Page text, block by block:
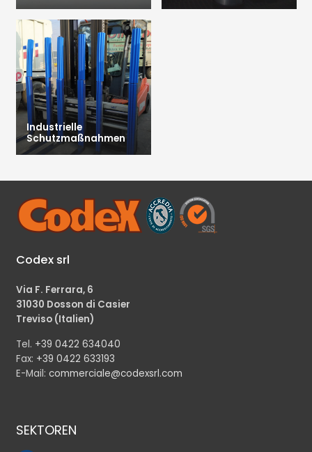
Industrielle
Schutzmaßnahmen
Codex srl
Via F. Ferrara, 6
31030 Dosson di Casier
Treviso (Italien)
Tel. +39 0422 634040
Fax: +39 0422 633193
E-Mail: commerciale@codexsrl.com
SEKTOREN